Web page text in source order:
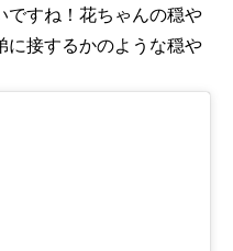
ですね！花ちゃんの穏や
に接するかのような穏や